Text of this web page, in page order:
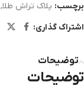
برچسب: پلاک تراش طلا,
اشتراک گذاری:
توضیحات
توضیحات